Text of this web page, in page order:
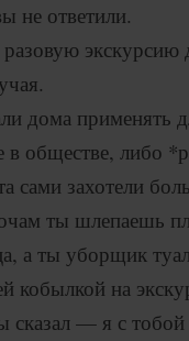
не ответили.
экскурсию
дома применять
обществе, либо
сами захотели
ты шлепаешь
а ты уборщик
кобылкой на
сказал — я с